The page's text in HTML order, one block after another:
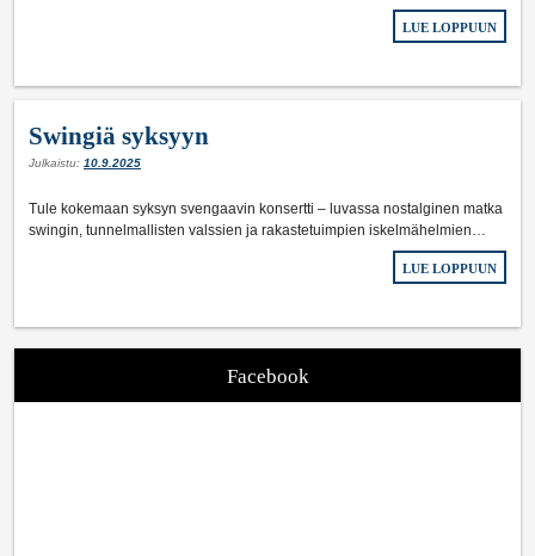
LUE LOPPUUN
Swingiä syksyyn
Julkaistu: 10.9.2025
Tule kokemaan syksyn svengaavin konsertti – luvassa nostalginen matka
swingin, tunnelmallisten valssien ja rakastetuimpien iskelmähelmien…
LUE LOPPUUN
Facebook